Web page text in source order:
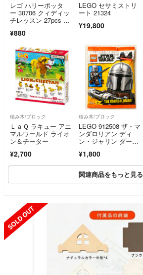
レゴ ハリーポッタ
ー 30706 クィディッ
チレッスン 27pcs 未
¥880
LEGO セサミストリ
ート 21324
¥19,800
積み木/ブロック
ＬａＱ ラキュー アニ
マルワールド ライオ
ン＆チーター
¥2,700
積み木/ブロック
LEGO 912508 ザ・マ
ンダロリアン ディ
ン・ジャリン ダーク
ウォーズ ミニフィグ
¥1,800
関連商品をもっと見る